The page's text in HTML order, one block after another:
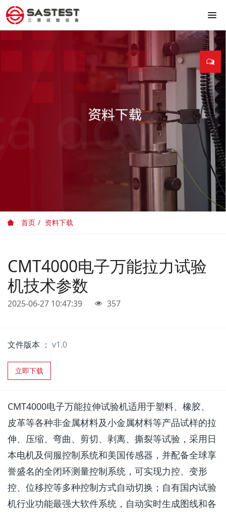
首页 资料下载
CMT4000电子万能拉力试验
机技术参数
2025-06-27 10:47:39 357
文件版本 ： v1.0
立即下载
CMT4000电子万能拉伸试验机适用于塑料、橡胶、
皮革等各种非金属材料及小金属材料等产品试样的拉
伸、压缩、弯曲、剪切、剥离、撕裂等试验，采用日
本电机及伺服控制系统和美国传感器，并配备全球享
誉盛名的全闭环测量控制系统，可实现力控、变形
控、位移控等多种控制方式自动切换；自有国内试验
机行业功能最强大软件系统，自动实时生成图线和各